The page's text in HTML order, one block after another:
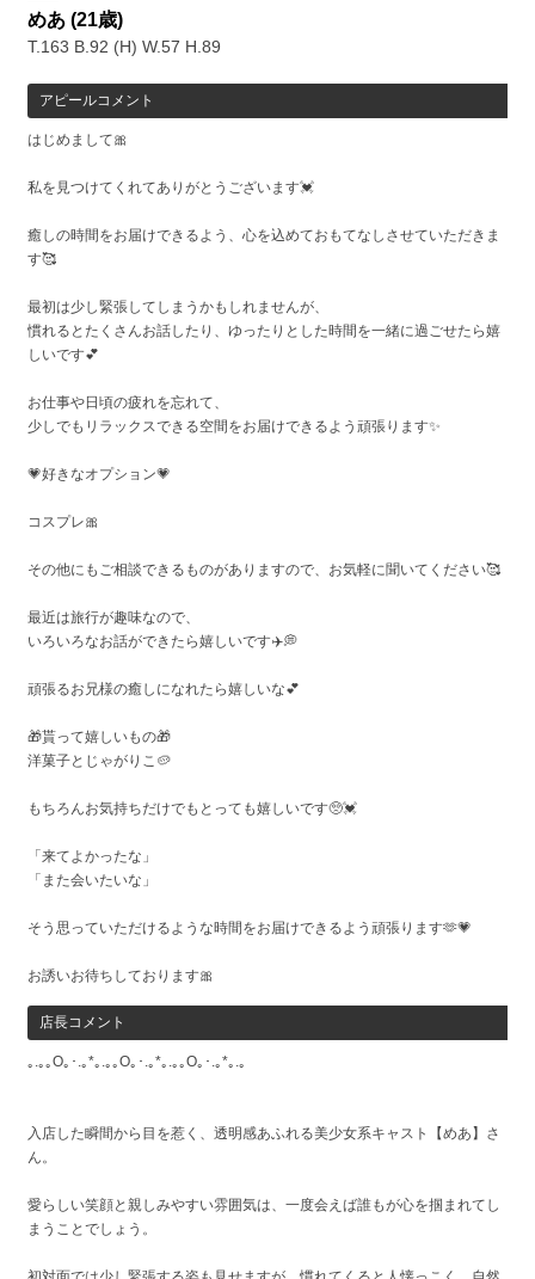
めあ(21歳)
T.163 B.92 (H) W.57 H.89
アピールコメント
はじめまして🎀
私を見つけてくれてありがとうございます💓
癒しの時間をお届けできるよう、心を込めておもてなしさせていただきま
す🥰
最初は少し緊張してしまうかもしれませんが、
慣れるとたくさんお話したり、ゆったりとした時間を一緒に過ごせたら嬉
しいです💕
お仕事や日頃の疲れを忘れて、
少しでもリラックスできる空間をお届けできるよう頑張ります✨
💗好きなオプション💗
コスプレ🎀
その他にもご相談できるものがありますので、お気軽に聞いてください🥰
最近は旅行が趣味なので、
いろいろなお話ができたら嬉しいです✈️💭
頑張るお兄様の癒しになれたら嬉しいな💕
🎁貰って嬉しいもの🎁
洋菓子とじゃがりこ🥔
もちろんお気持ちだけでもとっても嬉しいです🥺💓
「来てよかったな」
「また会いたいな」
そう思っていただけるような時間をお届けできるよう頑張ります🫶💗
お誘いお待ちしております🎀
店長コメント
｡.｡｡O｡･.｡*｡.｡｡O｡･.｡*｡.｡｡O｡･.｡*｡.｡
入店した瞬間から目を惹く、透明感あふれる美少女系キャスト【めあ】さ
ん。
愛らしい笑顔と親しみやすい雰囲気は、一度会えば誰もが心を掴まれてし
まうことでしょう。